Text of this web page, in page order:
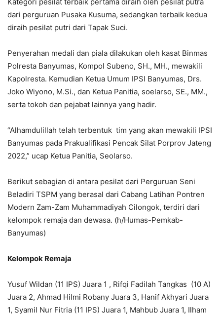
dari perguruan Pusaka Kusuma, sedangkan terbaik kedua
diraih pesilat putri dari Tapak Suci.
Penyerahan medali dan piala dilakukan oleh kasat Binmas
Polresta Banyumas, Kompol Subeno, SH., MH., mewakili
Kapolresta. Kemudian Ketua Umum IPSI Banyumas, Drs.
Joko Wiyono, M.Si., dan Ketua Panitia, soelarso, SE., MM.,
serta tokoh dan pejabat lainnya yang hadir.
“Alhamdulillah telah terbentuk tim yang akan mewakili IPSI
Banyumas pada Prakualifikasi Pencak Silat Porprov Jateng
2022,” ucap Ketua Panitia, Seolarso.
Berikut sebagian di antara pesilat dari Perguruan Seni
Beladiri TSPM yang berasal dari Cabang Latihan Pontren
Modern Zam-Zam Muhammadiyah Cilongok, terdiri dari
kelompok remaja dan dewasa. (h/Humas-Pemkab-
Banyumas)
Kelompok Remaja
Yusuf Wildan (11 IPS) Juara 1 , Rifqi Fadilah Tangkas (10 A)
Juara 2, Ahmad Hilmi Robany Juara 3, Hanif Akhyari Juara
1, Syamil Nur Fitria (11 IPS) Juara 1, Mahbub Juara 1, Ilham